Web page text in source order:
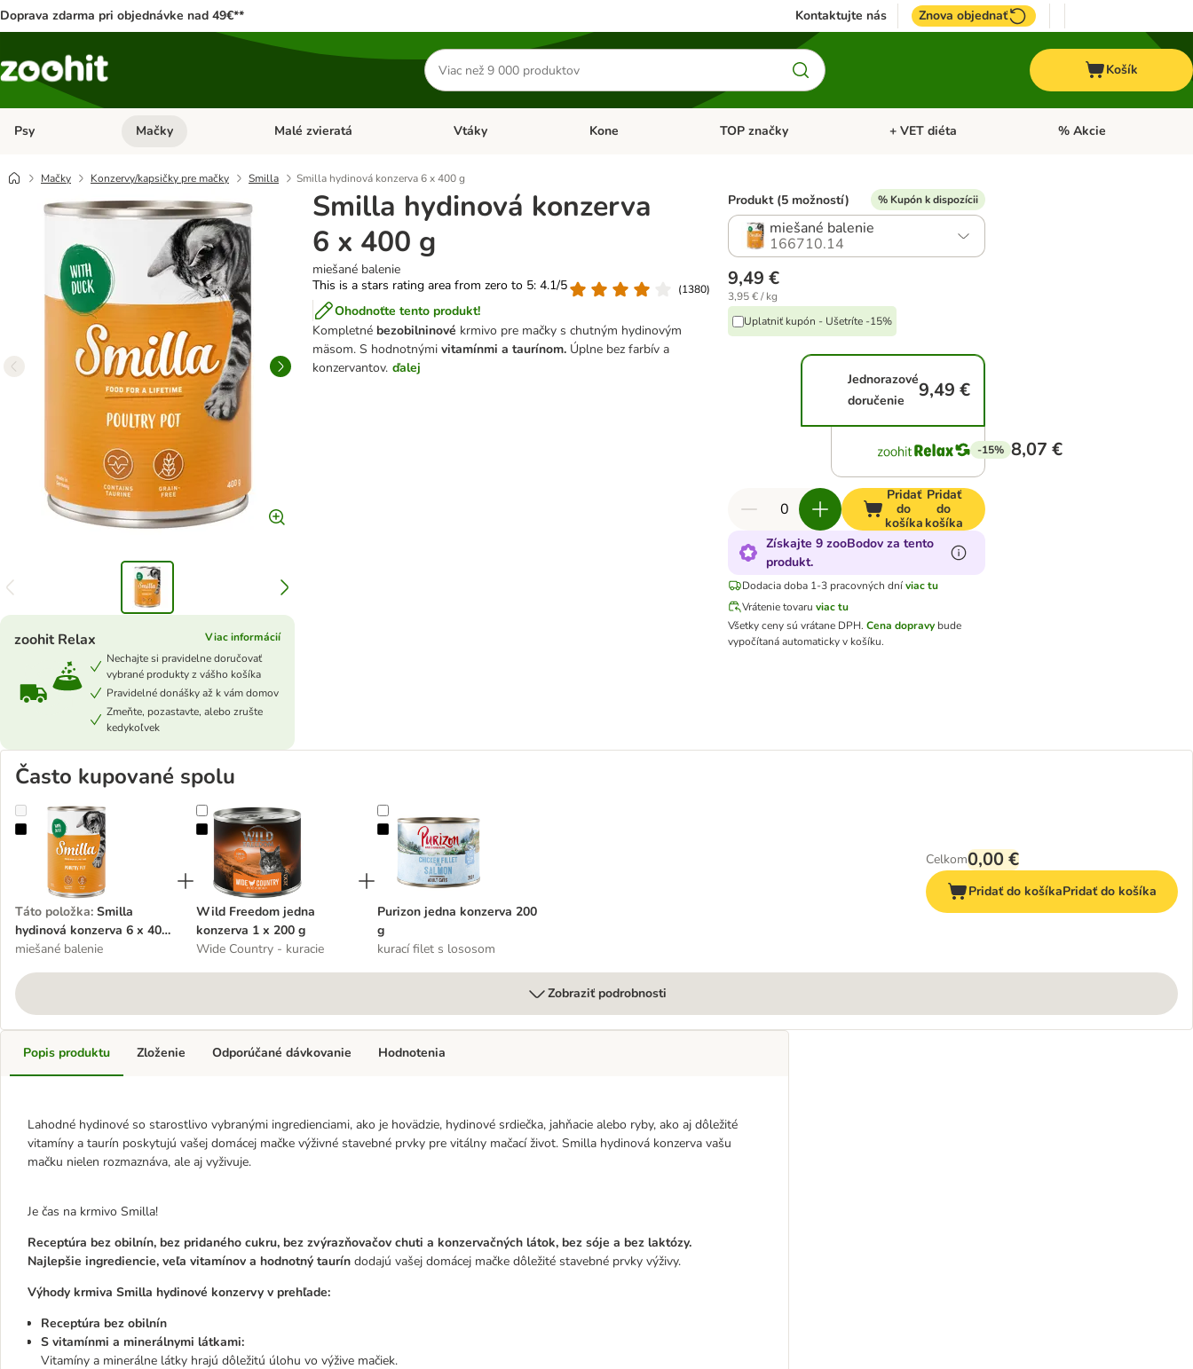
Doprava zdarma pri objednávke nad 49€** Kontaktujte nás Znova objednať
Hľadať
produkty
Košík
Psy Otvoriť menu: Psy
Mačky Otvoriť menu: Mačky
Malé zvieratá Otvoriť menu: Malé zvieratá
Vtáky Otvoriť menu: Vtáky
Kone Otvoriť menu: Kone
TOP značky Otvoriť menu: TOP značky
+ VET diéta Otvoriť menu: + VET diéta
% Akcie
Mačky Konzervy/kapsičky pre mačky Smilla Smilla hydinová konzerva 6 x 400 g
Smilla hydinová konzerva
6 x 400 g
miešané balenie
This is a stars rating area from zero to 5: 4.1/5
(1380)
Ohodnoťte tento produkt!
Kompletné bezobilninové krmivo pre mačky s chutným hydinovým
mäsom. S hodnotnými vitamínmi a taurínom. Úplne bez farbív a
konzervantov. ďalej
zoohit Relax
Viac informácií
Nechajte si pravidelne doručovať
vybrané produkty z vášho košíka
Pravidelné donášky až k vám domov
Zmeňte, pozastavte, alebo zrušte
kedykoľvek
Produkt (5 možností) % Kupón k dispozícii
miešané balenie
166710.14
9,49 €
3,95 € / kg
Uplatniť kupón - Ušetríte -15%
Jednorazové
doručenie
9,49 €
-15% 8,07 €
Pridať
do
košíka
Pridať
do
košíka
Získajte 9 zooBodov za tento
produkt.
Dodacia doba 1-3 pracovných dní viac tu
Vrátenie tovaru viac tu
Všetky ceny sú vrátane DPH. Cena dopravybude
vypočítaná automaticky v košíku.
Často kupované spolu
Smilla hydinová konzerva 6 x 400 g
Táto položka: Smilla
hydinová konzerva 6 x 400
g
miešané balenie
Wild Freedom jedna konzerva 1 x 200 g
Wild Freedom jedna
konzerva 1 x 200 g
Wide Country - kuracie
Purizon jedna konzerva 200 g
Purizon jedna konzerva 200
g
kurací filet s lososom
Celkom0,00 €
Pridať do košíkaPridať do košíka
Zobraziť podrobnosti
Popis produktu
Lahodné hydinové so starostlivo vybranými ingredienciami, ako je hovädzie, hydinové srdiečka, jahňacie alebo ryby, ako aj dôležité
vitamíny a taurín poskytujú vašej domácej mačke výživné stavebné prvky pre vitálny mačací život. Smilla hydinová konzerva vašu
mačku nielen rozmaznáva, ale aj vyživuje.
Je čas na krmivo Smilla!
Receptúra ​​bez obilnín, bez pridaného cukru, bez zvýrazňovačov chuti a konzervačných látok, bez sóje a bez laktózy.
Najlepšie ingrediencie, veľa vitamínov a hodnotný taurín dodajú vašej domácej mačke dôležité stavebné prvky výživy.
Výhody krmiva Smilla hydinové konzervy v prehľade:
Receptúra bez obilnín
S vitamínmi a minerálnymi látkami:
Vitamíny a minerálne látky hrajú dôležitú úlohu vo výžive mačiek.
Zloženie Odporúčané dávkovanie Hodnotenia